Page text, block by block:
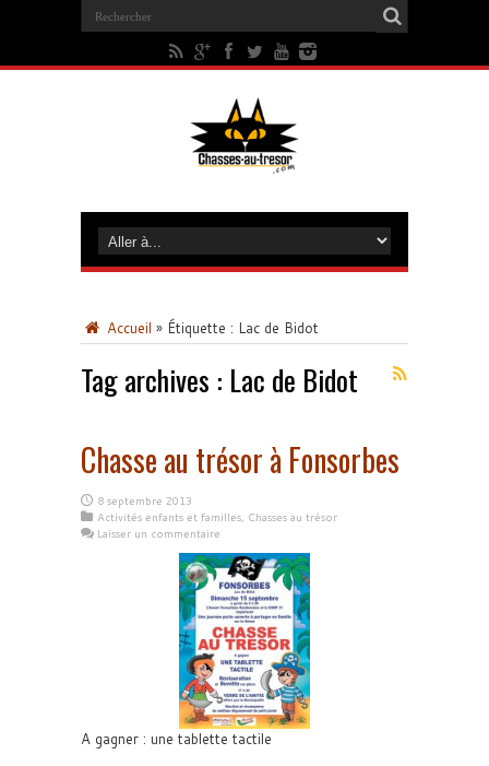
Accueil » Étiquette : Lac de Bidot
Tag archives : Lac de Bidot
Chasse au trésor à Fonsorbes
8 septembre 2013
Activités enfants et familles, Chasses au trésor
Laisser un commentaire
A gagner : une tablette tactile